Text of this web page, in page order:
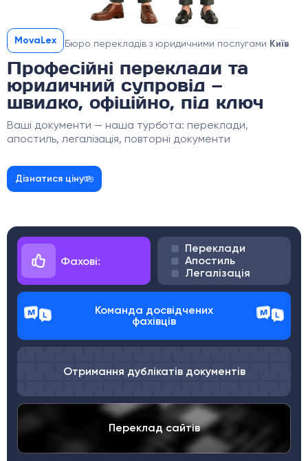
MovaLex Бюро перекладів з юридичними послугами Київ
Професійні переклади та
юридичний супровід —
швидко, офіційно, під ключ
Ваші документи — наша турбота: переклади,
апостиль, легалізація, повторні документи
Дізнатися ціну
Фахові:
Переклади
Апостиль
Легалізація
Команда досвідчених
фахівців
Отримання дублікатів документів
Переклад сайтів